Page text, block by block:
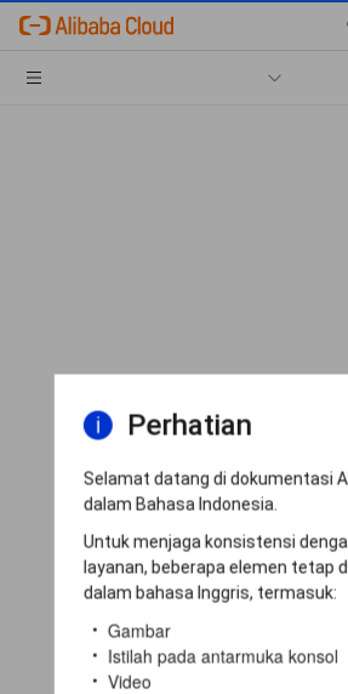
Perhatian
Selamat datang di dokumentasi
dalam Bahasa Indonesia.
Untuk menjaga konsistensi
layanan, beberapa elemen tetap
dalam bahasa Inggris, termasuk:
Gambar
Istilah pada antarmuka konsol
Video